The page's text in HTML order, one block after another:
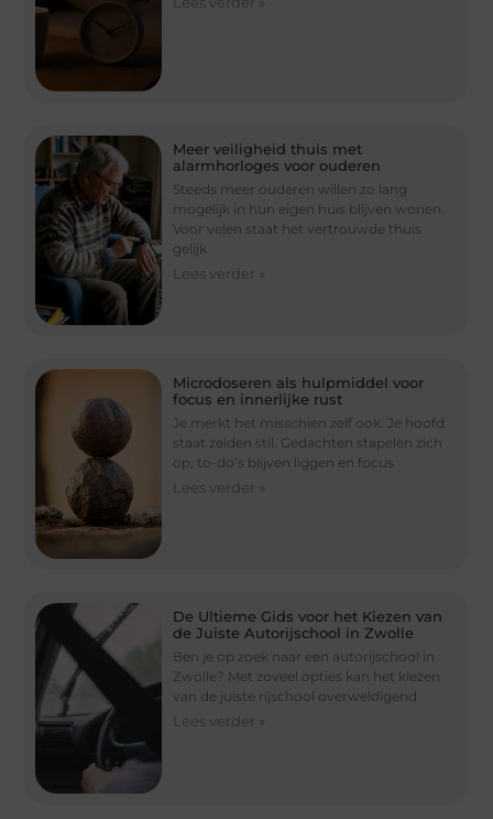
Meer veiligheid thuis met
alarmhorloges voor ouderen
Steeds meer ouderen willen zo lang
mogelijk in hun eigen huis blijven wonen.
Voor velen staat het vertrouwde thuis
gelijk
Lees verder »
Microdoseren als hulpmiddel voor
focus en innerlijke rust
Je merkt het misschien zelf ook. Je hoofd
staat zelden stil. Gedachten stapelen zich
op, to-do’s blijven liggen en focus
Lees verder »
De Ultieme Gids voor het Kiezen van
de Juiste Autorijschool in Zwolle
Ben je op zoek naar een autorijschool in
Zwolle? Met zoveel opties kan het kiezen
van de juiste rijschool overweldigend
Lees verder »